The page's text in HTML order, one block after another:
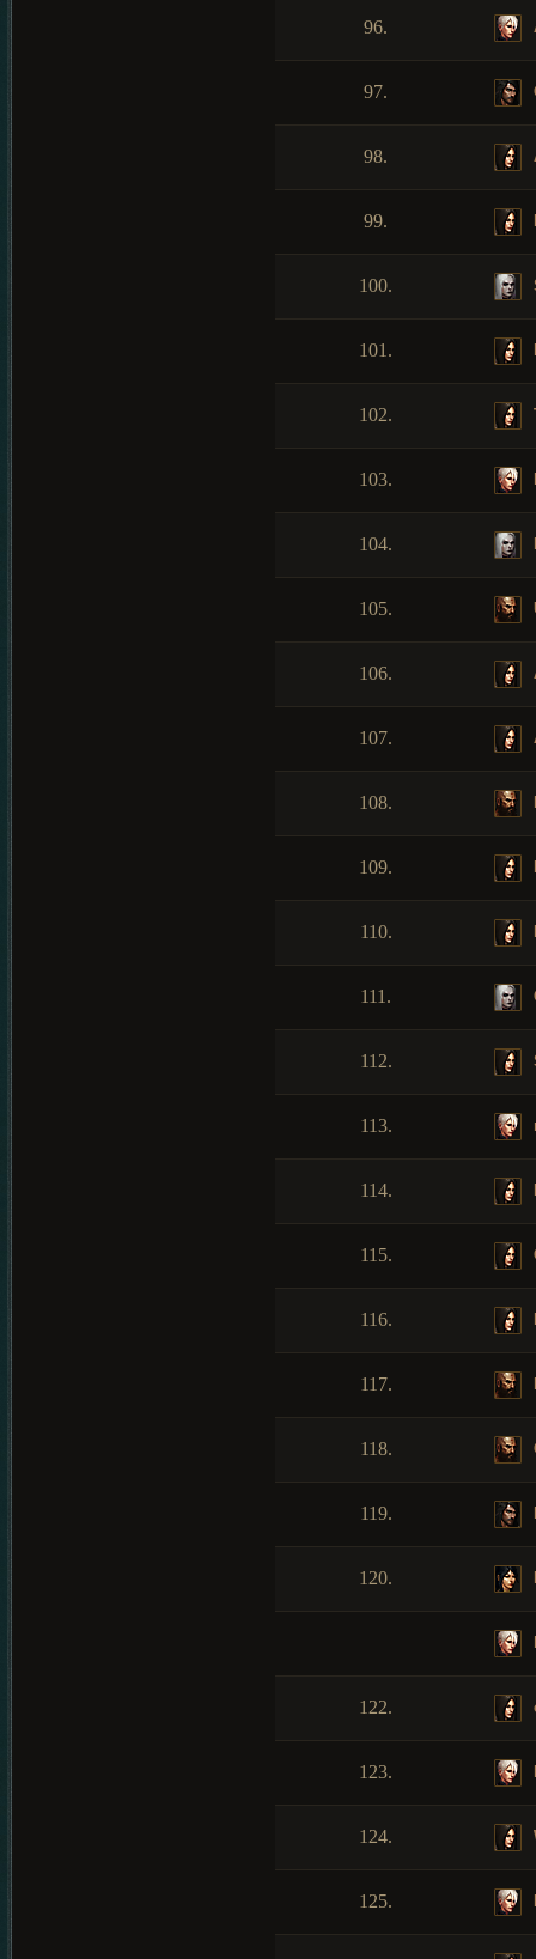
96.
97.
98.
99.
100.
101.
102.
103.
104.
105.
106.
107.
108.
109.
110.
111.
112.
113.
114.
115.
116.
117.
118.
119.
120.
122.
123.
124.
125.